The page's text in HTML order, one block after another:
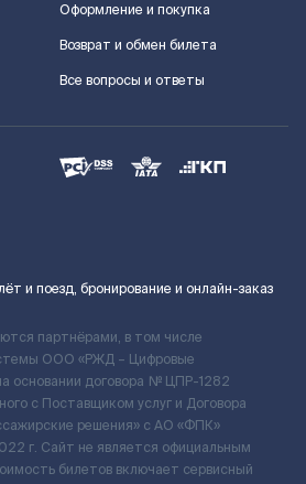
Оформление и покупка
Возврат и обмен билета
Все вопросы и ответы
и поезд, бронирование и онлайн-заказ
партнёрами, в том числе
ООО «РЖД – Цифровые
основании договора № ЦПР-1282
с Поставщиком услуг и Договора
решения» c АО «ФПК»
г. Сайт не является официальным
билетов включает сервисный